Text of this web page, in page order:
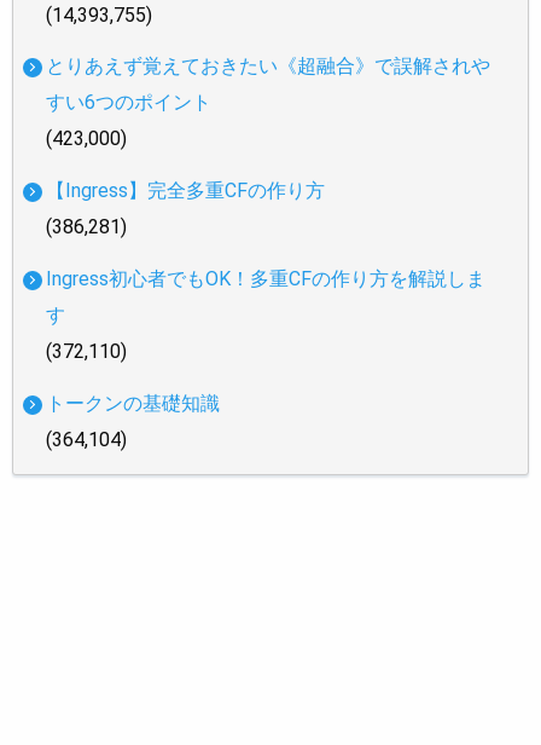
(14,393,755)
とりあえず覚えておきたい《超融合》で誤解されや
すい6つのポイント
(423,000)
【Ingress】完全多重CFの作り方
(386,281)
Ingress初心者でもOK！多重CFの作り方を解説しま
す
(372,110)
トークンの基礎知識
(364,104)